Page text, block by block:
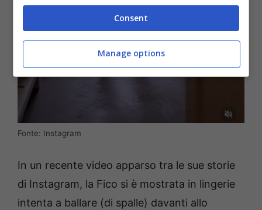
Fonte: Instagram
In un recente video apparso tra le sue storie
di Instagram, la Fico si è mostrata in lingerie
intenta a ballare (di spalle) davanti allo
Consent
Manage options